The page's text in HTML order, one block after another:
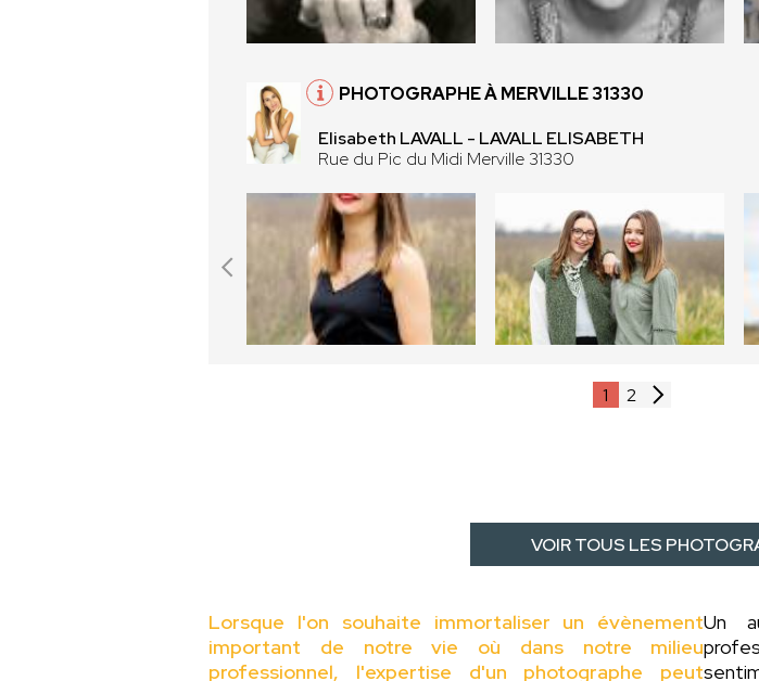
PHOTOGRAPHE À MERVILLE 31330
Elisabeth LAVALL - LAVALL ELISABETH
Rue du Pic du Midi Merville 31330
1 2
VOIR TOUS LES
Lorsque l'on souhaite immortaliser un évènement
important de notre vie où dans notre milieu
professionnel, l'expertise d'un photographe peut
Un